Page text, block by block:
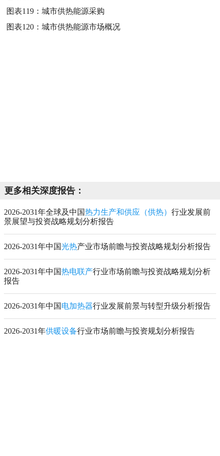
图表119：城市供热能源采购
图表120：城市供热能源市场概况
更多相关深度报告：
2026-2031年全球及中国热力生产和供应（供热） 行业发展前
景展望与投资战略规划分析报告
2026-2031年中国光热产业市场前瞻与投资战略规划分析报告
2026-2031年中国热电联产行业市场前瞻与投资战略规划分析
报告
2026-2031年中国 电加热器行业发展前景与转型升级分析报告
2026-2031年供暖设备行业市场前瞻与投资规划分析报告